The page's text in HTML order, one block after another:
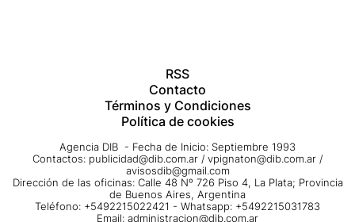
RSS
Contacto
Términos y Condiciones
Política de cookies
Agencia DIB - Fecha de Inicio: Septiembre 1993
Contactos: publicidad@dib.com.ar / vpignaton@dib.com.ar /
avisosdib@gmail.com
Dirección de las oficinas: Calle 48 Nº 726 Piso 4, La Plata; Provincia
de Buenos Aires, Argentina
Teléfono: +5492215022421 - Whatsapp: +5492215031783
Email: administracion@dib.com.ar